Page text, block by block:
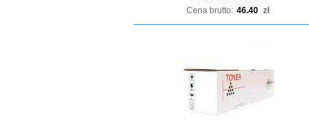
Cena brutto: 46.40 zł